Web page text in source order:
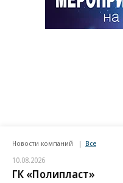
Новости компаний Все
10.08.2026
ГК «Полипласт»